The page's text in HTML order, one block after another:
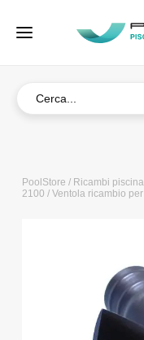
PoolStore / Ricambi piscina
2100 / Ventola ricambio